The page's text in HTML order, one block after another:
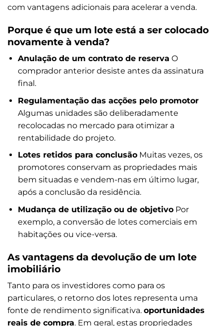
com vantagens adicionais para acelerar a venda.
Porque é que um lote está a ser colocado
novamente à venda?
Anulação de um contrato de reserva O
comprador anterior desiste antes da assinatura
final.
Regulamentação das acções pelo promotor
Algumas unidades são deliberadamente
recolocadas no mercado para otimizar a
rentabilidade do projeto.
Lotes retidos para conclusãoMuitas vezes, os
promotores conservam as propriedades mais
bem situadas e vendem-nas em último lugar,
após a conclusão da residência.
Mudança de utilização ou de objetivoPor
exemplo, a conversão de lotes comerciais em
habitações ou vice-versa.
As vantagens da devolução de um lote
imobiliário
Tanto para os investidores como para os
particulares, o retorno dos lotes representa uma
fonte de rendimento significativa. oportunidades
reais de compra. Em geral, estas propriedades